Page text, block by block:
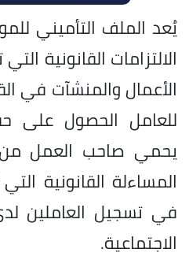
يُعد الملف التأميني
الالتزامات القانونية
الأعمال والمنشآت في
للعامل الحصول على
يحمي صاحب العمل من
المساءلة القانونية
في تسجيل العاملين
الاجتماعية.